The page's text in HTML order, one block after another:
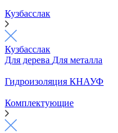
Кузбасслак
Кузбасслак
Для дерева Для металла
Гидроизоляция КНАУФ
Комплектующие